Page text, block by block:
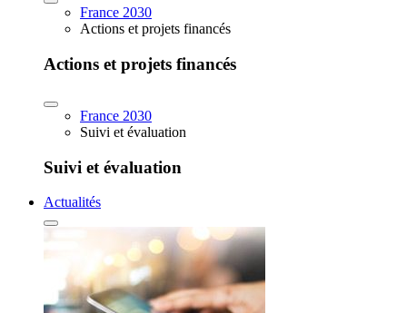
France 2030
Actions et projets financés
Actions et projets financés
France 2030
Suivi et évaluation
Suivi et évaluation
Actualités